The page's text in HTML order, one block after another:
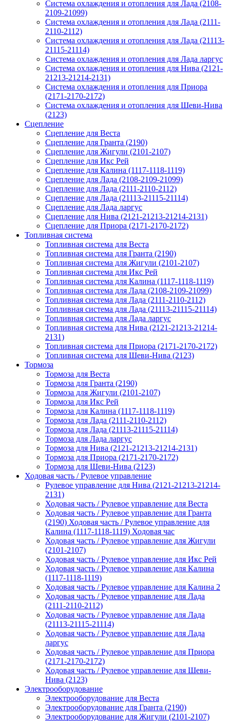
Система охлаждения и отопления для Лада (2108-
2109-21099)
Система охлаждения и отопления для Лада (2111-
2110-2112)
Система охлаждения и отопления для Лада (21113-
21115-21114)
Система охлаждения и отопления для Лада ларгус
Система охлаждения и отопления для Нива (2121-
21213-21214-2131)
Система охлаждения и отопления для Приора
(2171-2170-2172)
Система охлаждения и отопления для Шеви-Нива
(2123)
Сцепление
Сцепление для Веста
Сцепление для Гранта (2190)
Сцепление для Жигули (2101-2107)
Сцепление для Икс Рей
Сцепление для Калина (1117-1118-1119)
Сцепление для Лада (2108-2109-21099)
Сцепление для Лада (2111-2110-2112)
Сцепление для Лада (21113-21115-21114)
Сцепление для Лада ларгус
Сцепление для Нива (2121-21213-21214-2131)
Сцепление для Приора (2171-2170-2172)
Топливная система
Топливная система для Веста
Топливная система для Гранта (2190)
Топливная система для Жигули (2101-2107)
Топливная система для Икс Рей
Топливная система для Калина (1117-1118-1119)
Топливная система для Лада (2108-2109-21099)
Топливная система для Лада (2111-2110-2112)
Топливная система для Лада (21113-21115-21114)
Топливная система для Лада ларгус
Топливная система для Нива (2121-21213-21214-
2131)
Топливная система для Приора (2171-2170-2172)
Топливная система для Шеви-Нива (2123)
Тормоза
Тормоза для Веста
Тормоза для Гранта (2190)
Тормоза для Жигули (2101-2107)
Тормоза для Икс Рей
Тормоза для Калина (1117-1118-1119)
Тормоза для Лада (2111-2110-2112)
Тормоза для Лада (21113-21115-21114)
Тормоза для Лада ларгус
Тормоза для Нива (2121-21213-21214-2131)
Тормоза для Приора (2171-2170-2172)
Тормоза для Шеви-Нива (2123)
Ходовая часть / Рулевое управление
Рулевое управление для Нива (2121-21213-21214-
2131)
Ходовая часть / Рулевое управление для Веста
Ходовая часть / Рулевое управление для Гранта
(2190) Ходовая часть / Рулевое управление для
Калина (1117-1118-1119) Ходовая час
Ходовая часть / Рулевое управление для Жигули
(2101-2107)
Ходовая часть / Рулевое управление для Икс Рей
Ходовая часть / Рулевое управление для Калина
(1117-1118-1119)
Ходовая часть / Рулевое управление для Калина 2
Ходовая часть / Рулевое управление для Лада
(2111-2110-2112)
Ходовая часть / Рулевое управление для Лада
(21113-21115-21114)
Ходовая часть / Рулевое управление для Лада
ларгус
Ходовая часть / Рулевое управление для Приора
(2171-2170-2172)
Ходовая часть / Рулевое управление для Шеви-
Нива (2123)
Электрооборудование
Электрооборудование для Веста
Электрооборудование для Гранта (2190)
Электрооборудование для Жигули (2101-2107)